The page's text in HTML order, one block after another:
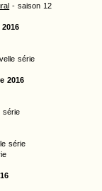
- saison 12
série
2016
série
série